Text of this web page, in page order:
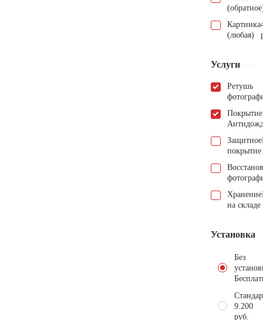
Картинка
(любая)
Услуги
Ретушь
Покрытие
Защитное
покрытие
Хранение
на складе
Установка
Без
9.200
руб.